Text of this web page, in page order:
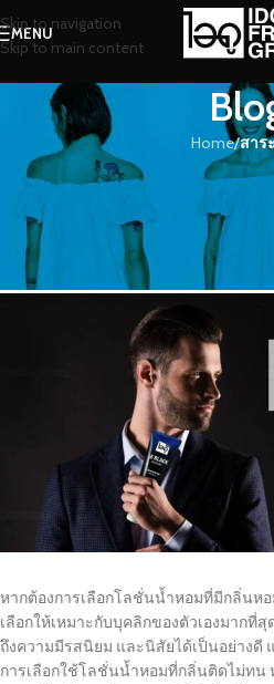
Skip to navigation
Skip to main content
MENU
Home/สาร
สาระน่ารู้
เหตุผลที่ใช้โลชั่นน้
เร็วกับ 4 วิธีใ
น้ำหอม On 01/
หากต้องการเลือกโลชั่นน้ำหอมที่มีกลิ่นห
เลือกให้เหมาะกับบุคลิกของตัวเองมากที่
ถึงความมีรสนิยม และนิสัยได้เป็นอย่าง
การเลือกใช้โลชั่นน้ำหอมที่กลิ่นติดไม่ทน